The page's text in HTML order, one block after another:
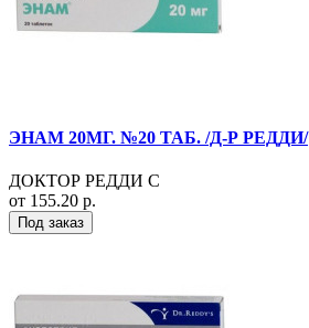
ЭНАМ 20МГ. №20 ТАБ. /Д-Р РЕДДИ/
ДОКТОР РЕДДИ С
от 155.20 р.
Под заказ